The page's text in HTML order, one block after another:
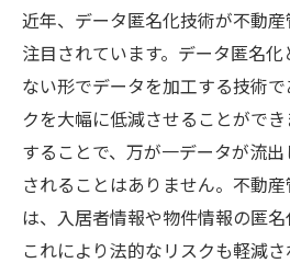
近年、データ匿名化技術が不動
注目されています。データ匿名
ない形でデータを加工する技術
クを大幅に低減させることがで
することで、万が一データが流
されることはありません。不動
は、入居者情報や物件情報の匿名
これにより法的なリスクも軽減